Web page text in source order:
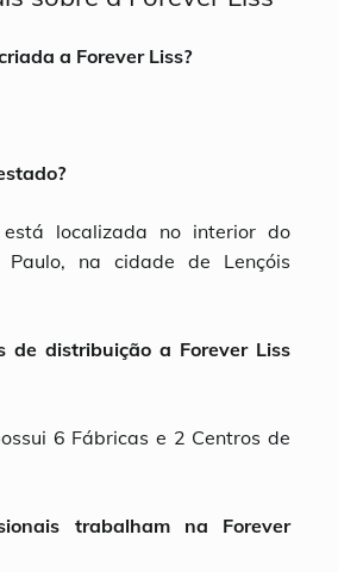
a Forever Liss?
localizada no interior do
na cidade de Lençóis
de distribuição a Forever Liss
6 Fábricas e 2 Centros de
trabalham na Forever